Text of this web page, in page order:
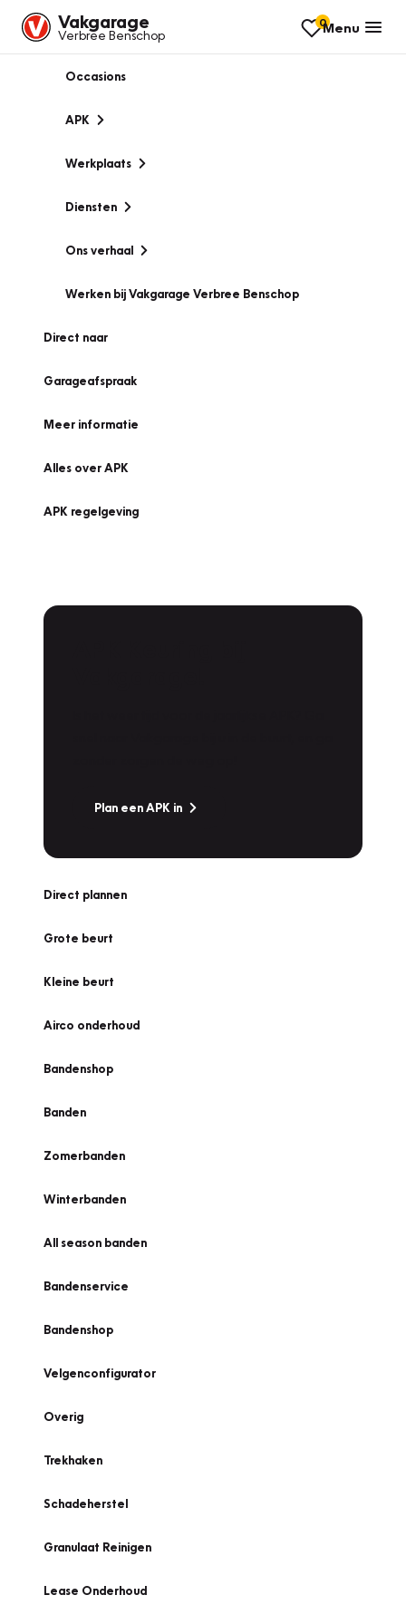
Vakgarage
Verbree Benschop
0Menu
Occasions
APK
Werkplaats
Diensten
Ons verhaal
Werken bij Vakgarage Verbree Benschop
Direct naar
Garageafspraak
Meer informatie
Alles over APK
APK regelgeving
Plan een APK in
Direct plannen
Grote beurt
Kleine beurt
Airco onderhoud
Bandenshop
Banden
Zomerbanden
Winterbanden
All season banden
Bandenservice
Bandenshop
Velgenconfigurator
Overig
Trekhaken
Schadeherstel
Granulaat Reinigen
Lease Onderhoud